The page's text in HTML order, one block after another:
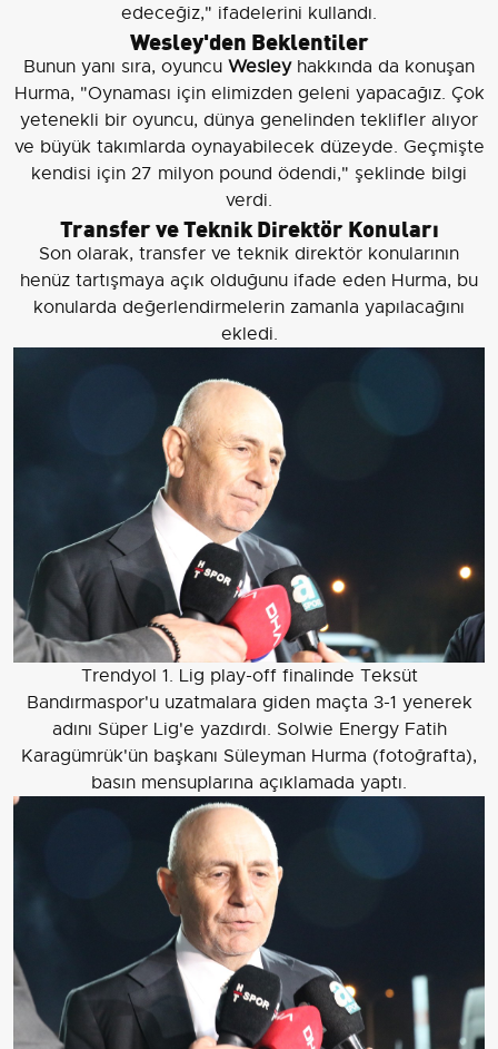
edeceğiz," ifadelerini kullandı.
Wesley'den Beklentiler
Bunun yanı sıra, oyuncu Wesleyhakkında da konuşan
Hurma, "Oynaması için elimizden geleni yapacağız. Çok
yetenekli bir oyuncu, dünya genelinden teklifler alıyor
ve büyük takımlarda oynayabilecek düzeyde. Geçmişte
kendisi için 27 milyon pound ödendi," şeklinde bilgi
verdi.
Transfer ve Teknik Direktör Konuları
Son olarak, transfer ve teknik direktör konularının
henüz tartışmaya açık olduğunu ifade eden Hurma, bu
konularda değerlendirmelerin zamanla yapılacağını
ekledi.
Trendyol 1. Lig play-off finalinde Teksüt
Bandırmaspor'u uzatmalara giden maçta 3-1 yenerek
adını Süper Lig'e yazdırdı. Solwie Energy Fatih
Karagümrük'ün başkanı Süleyman Hurma (fotoğrafta),
basın mensuplarına açıklamada yaptı.